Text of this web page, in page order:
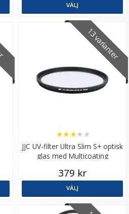
VÄLJ
13 varianter
JJC UV-filter Ultra Slim S+ optisk
glas med Multicoating
★★★★ ★
379 kr
VÄLJ